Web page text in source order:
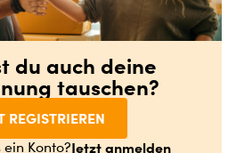
du auch deine
tauschen?
REGISTRIEREN
Konto?Jetzt anmelden